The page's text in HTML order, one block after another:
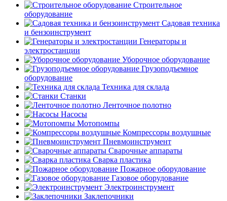
Строительное
оборудование
Садовая техника
и бензоинструмент
Генераторы и
электростанции
Уборочное оборудование
Грузоподъемное
оборудование
Техника для склада
Станки
Ленточное полотно
Насосы
Мотопомпы
Компрессоры воздушные
Пневмоинструмент
Сварочные аппараты
Сварка пластика
Пожарное оборудование
Газовое оборудование
Электроинструмент
Заклепочники